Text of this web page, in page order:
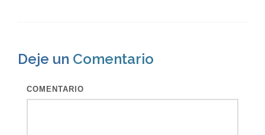
Deje un Comentario
COMENTARIO